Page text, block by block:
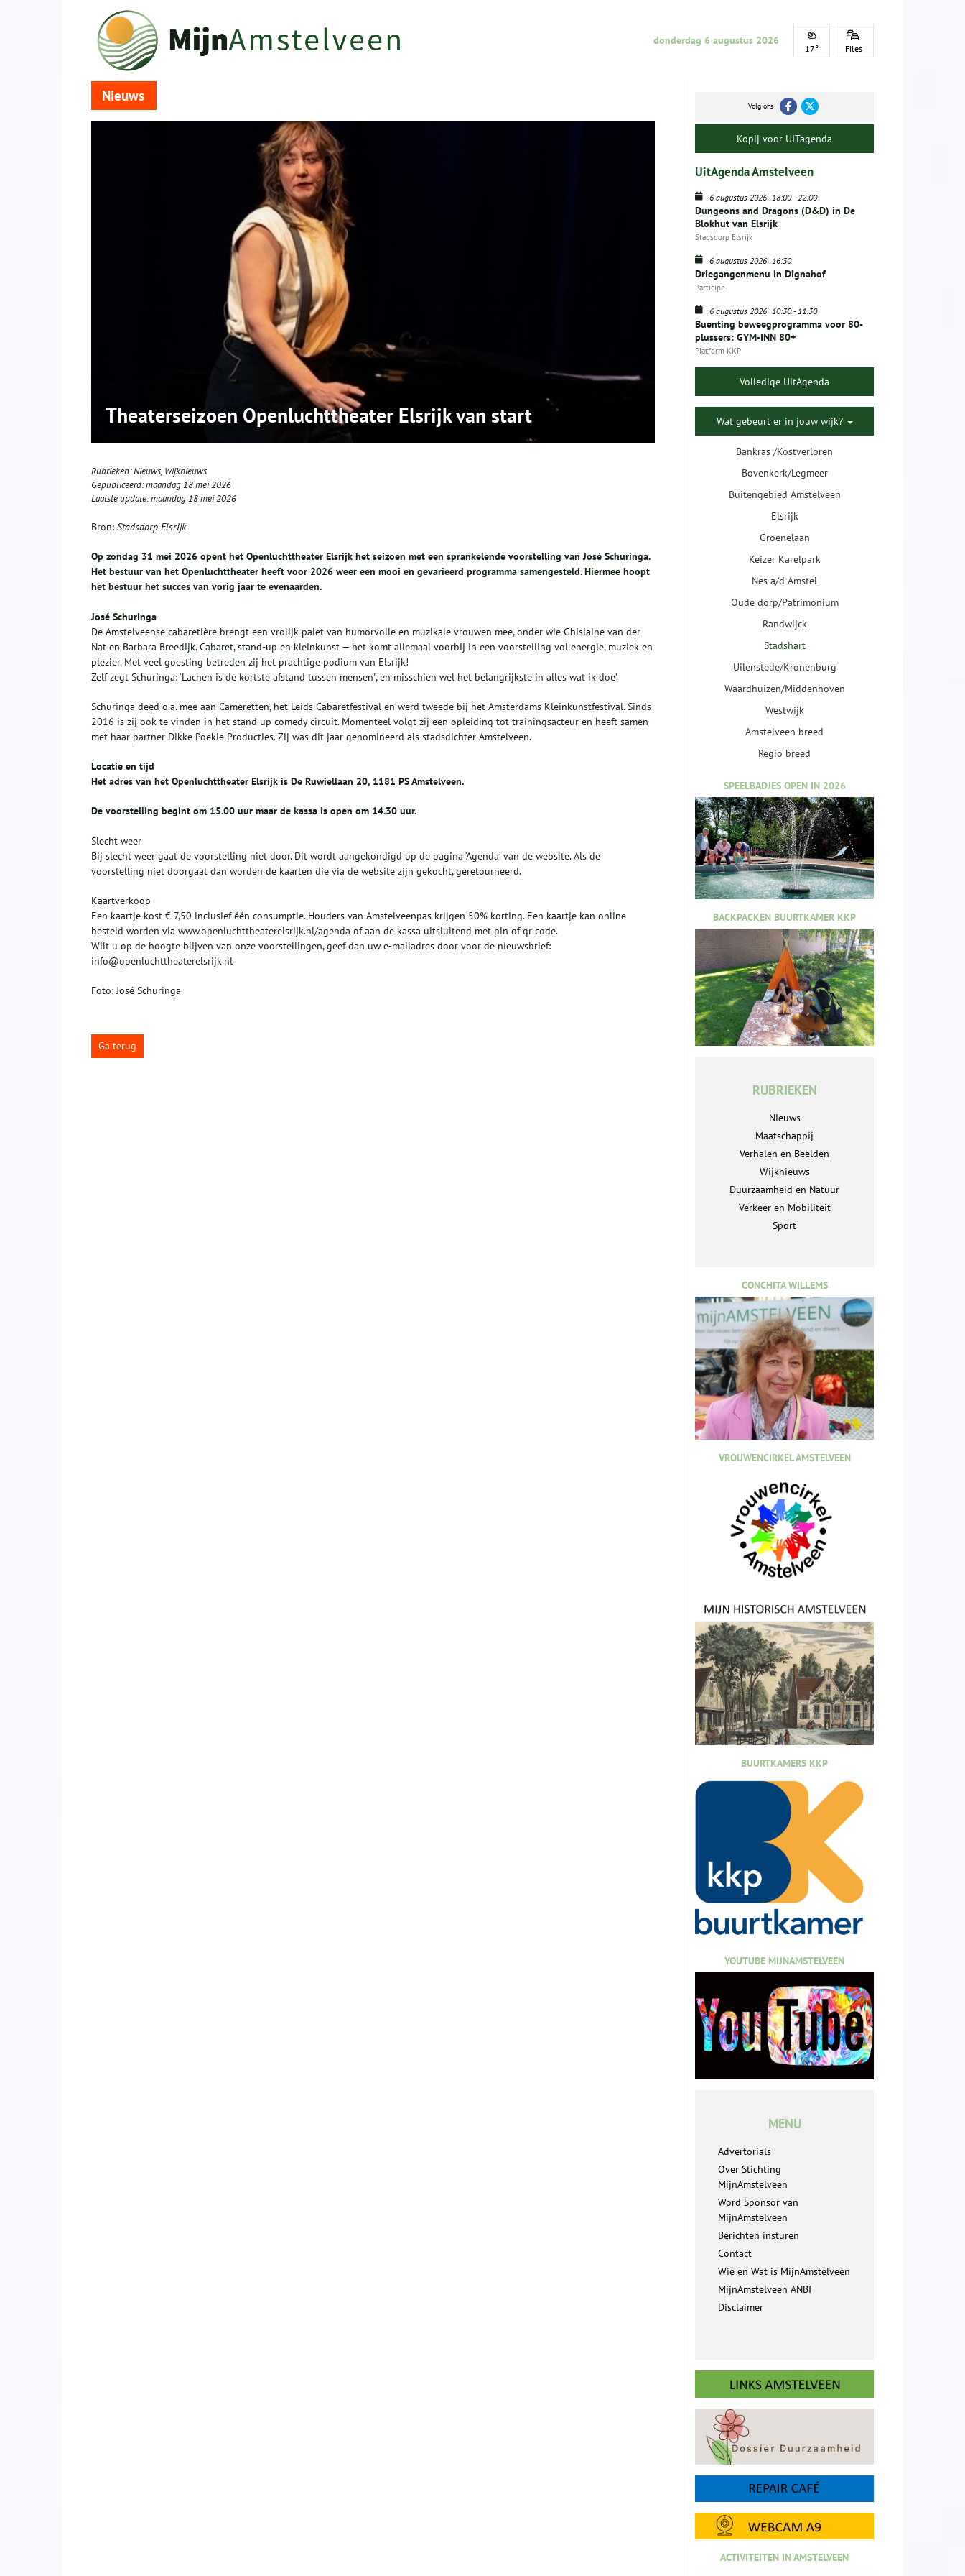
donderdag 6 augustus 2026
17° Files
Nieuws
Theaterseizoen Openluchttheater Elsrijk van start
Rubrieken:Nieuws, Wijknieuws
Gepubliceerd:maandag 18 mei 2026
Laatste update:maandag 18 mei 2026
Bron: Stadsdorp Elsrijk
Op zondag 31 mei 2026 opent het Openluchttheater Elsrijk het seizoen met een sprankelende voorstelling van José Schuringa.
Het bestuur van het Openluchttheater heeft voor 2026 weer een mooi en gevarieerd programma samengesteld. Hiermee hoopt
het bestuur het succes van vorig jaar te evenaarden.
José Schuringa
De Amstelveense cabaretière brengt een vrolijk palet van humorvolle en muzikale vrouwen mee, onder wie Ghislaine van der
Nat en Barbara Breedijk. Cabaret, stand-up en kleinkunst — het komt allemaal voorbij in een voorstelling vol energie, muziek en
plezier. Met veel goesting betreden zij het prachtige podium van Elsrijk!
Zelf zegt Schuringa: ‘Lachen is de kortste afstand tussen mensen", en misschien wel het belangrijkste in alles wat ik doe’.
Schuringa deed o.a. mee aan Cameretten, het Leids Cabaretfestival en werd tweede bij het Amsterdams Kleinkunstfestival. Sinds
2016 is zij ook te vinden in het stand up comedy circuit. Momenteel volgt zij een opleiding tot trainingsacteur en heeft samen
met haar partner Dikke Poekie Producties. Zij was dit jaar genomineerd als stadsdichter Amstelveen.
Locatie en tijd
Het adres van het Openluchttheater Elsrijk is De Ruwiellaan 20, 1181 PS Amstelveen.
De voorstelling begint om 15.00 uur maar de kassa is open om 14.30 uur.
Slecht weer
Bij slecht weer gaat de voorstelling niet door. Dit wordt aangekondigd op de pagina ‘Agenda’ van de website. Als de
voorstelling niet doorgaat dan worden de kaarten die via de website zijn gekocht, geretourneerd.
Kaartverkoop
Een kaartje kost € 7,50 inclusief één consumptie. Houders van Amstelveenpas krijgen 50% korting. Een kaartje kan online
besteld worden via www.openluchttheaterelsrijk.nl/agenda of aan de kassa uitsluitend met pin of qr code.
Wilt u op de hoogte blijven van onze voorstellingen, geef dan uw e-mailadres door voor de nieuwsbrief:
info@openluchttheaterelsrijk.nl
Foto: José Schuringa
Ga terug
Volg ons
Kopij voor UITagenda
UitAgenda Amstelveen
6 augustus 2026 18:00-22:00
Dungeons and Dragons (D&D) in De
Blokhut van Elsrijk
Stadsdorp Elsrijk
6 augustus 2026 16:30
Driegangenmenu in Dignahof
Participe
6 augustus 2026 10:30-11:30
Buenting beweegprogramma voor 80-
plussers: GYM-INN 80+
Platform KKP
Volledige UitAgenda
Wat gebeurt er in jouw wijk?
Bankras /Kostverloren
Bovenkerk/Legmeer
Buitengebied Amstelveen
Elsrijk
Groenelaan
Keizer Karelpark
Nes a/d Amstel
Oude dorp/Patrimonium
Randwijck
Stadshart
Uilenstede/Kronenburg
Waardhuizen/Middenhoven
Westwijk
Amstelveen breed
Regio breed
SPEELBADJES OPEN IN 2026
BACKPACKEN BUURTKAMER KKP
RUBRIEKEN
Nieuws
Maatschappij
Verhalen en Beelden
Wijknieuws
Duurzaamheid en Natuur
Verkeer en Mobiliteit
Sport
CONCHITA WILLEMS
VROUWENCIRKEL AMSTELVEEN
BUURTKAMERS KKP
YOUTUBE MIJNAMSTELVEEN
MENU
Advertorials
Over Stichting
MijnAmstelveen
Word Sponsor van
MijnAmstelveen
Berichten insturen
Contact
Wie en Wat is MijnAmstelveen
MijnAmstelveen ANBI
Disclaimer
ACTIVITEITEN IN AMSTELVEEN